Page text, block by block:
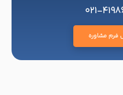
021-
فرم مشاوره